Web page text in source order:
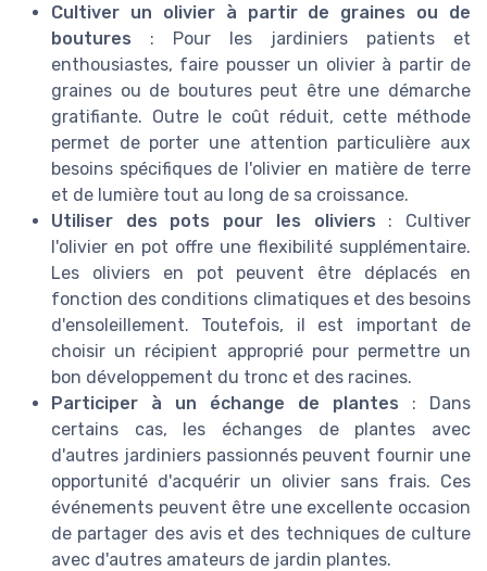
Cultiver un olivier à partir de graines ou de
boutures : Pour les jardiniers patients et
enthousiastes, faire pousser un olivier à partir de
graines ou de boutures peut être une démarche
gratifiante. Outre le coût réduit, cette méthode
permet de porter une attention particulière aux
besoins spécifiques de l'olivier en matière de terre
et de lumière tout au long de sa croissance.
Utiliser des pots pour les oliviers : Cultiver
l'olivier en pot offre une flexibilité supplémentaire.
Les oliviers en pot peuvent être déplacés en
fonction des conditions climatiques et des besoins
d'ensoleillement. Toutefois, il est important de
choisir un récipient approprié pour permettre un
bon développement du tronc et des racines.
Participer à un échange de plantes : Dans
certains cas, les échanges de plantes avec
d'autres jardiniers passionnés peuvent fournir une
opportunité d'acquérir un olivier sans frais. Ces
événements peuvent être une excellente occasion
de partager des avis et des techniques de culture
avec d'autres amateurs de jardin plantes.